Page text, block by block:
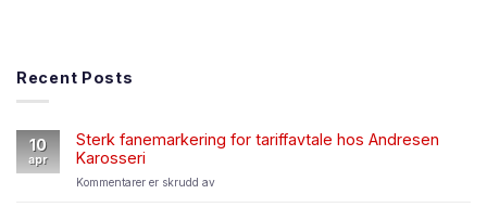
Recent Posts
10
apr
Sterk fanemarkering for tariffavtale hos Andresen
Karosseri
Kommentarer er skrudd avfor